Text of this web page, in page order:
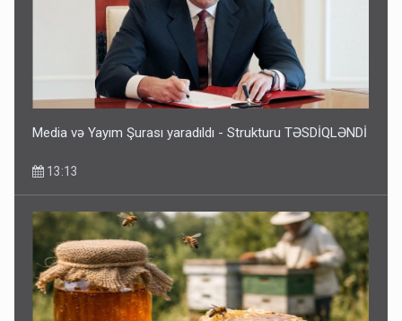
Media və Yayım Şurası yaradıldı - Strukturu TƏSDİQLƏNDİ
13:13